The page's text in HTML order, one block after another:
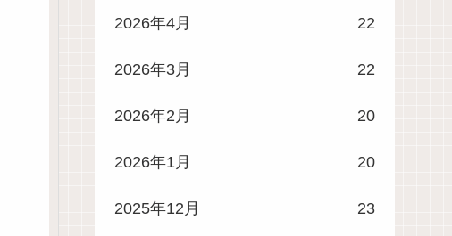
2026年4月 22
2026年3月 22
2026年2月 20
2026年1月 20
2025年12月 23